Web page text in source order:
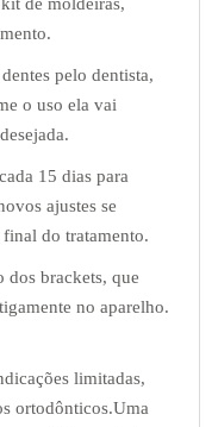
pelo dentista,
o uso ela vai
15 dias para
ajustes se
final do tratamento.
dos brackets, que
no aparelho.
limitadas,
ortodônticos.Uma